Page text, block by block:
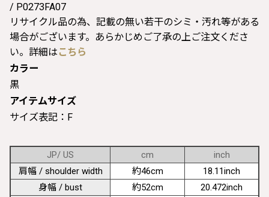
/ P0273FA07
リサイクル品の為、記載の無い若干のシミ・汚れ等がある
場合がございます。あらかじめご了承の上ご注文くださ
い。詳細は こちら
カラー
黒
アイテムサイズ
サイズ表記：F
JP/ US cm
inch
肩幅 / shoulder width
約46cm
18.11inch
身幅 / bust
約52cm
20.472inch